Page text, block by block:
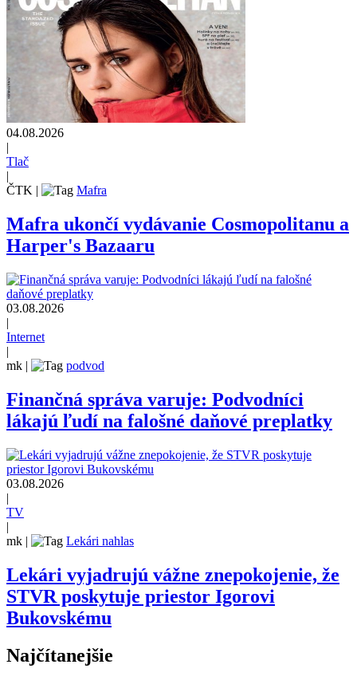
04.08.2026
|
Tlač
|
ČTK | Mafra
Mafra ukončí vydávanie Cosmopolitanu a
Harper's Bazaaru
03.08.2026
|
Internet
|
mk | podvod
Finančná správa varuje: Podvodníci
lákajú ľudí na falošné daňové preplatky
03.08.2026
|
TV
|
mk | Lekári nahlas
Lekári vyjadrujú vážne znepokojenie, že
STVR poskytuje priestor Igorovi
Bukovskému
Najčítanejšie